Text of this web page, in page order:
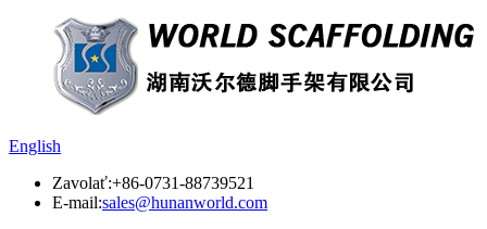
English
Zavolať:+86-0731-88739521
E-mail:sales@hunanworld.com